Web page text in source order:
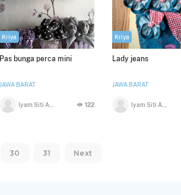
Kriya
Pas bunga perca mini
JAWA BARAT
122
Kriya
Lady jeans
JAWA BARAT
30 31 Next